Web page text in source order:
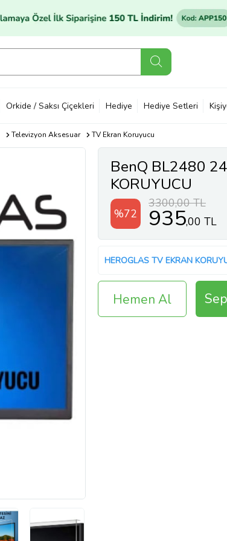
Orkide / Saksı Çiçekleri Hediye Hediye Setleri
Televizyon Aksesuar TV Ekran Koruyucu
BenQ BL2480
KORUYUCU
%72
3300,00 TL
935,00 TL
HEROGLAS TV EKRAN
Hemen Al